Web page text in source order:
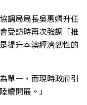
調局局長吳惠嫻升任
受訪時再次強調「推
提升本澳經濟韌性的
單一，而現時政府引
續開展。」